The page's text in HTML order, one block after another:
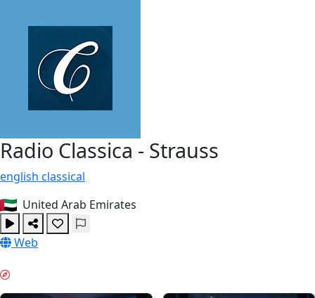
Radio Classica - Strauss
english classical
United Arab Emirates
Web